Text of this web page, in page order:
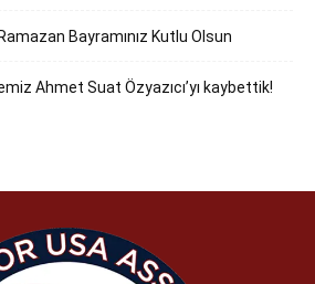
Bayramınız Kutlu Olsun
Ahmet Suat Özyazıcı’yı kaybettik!